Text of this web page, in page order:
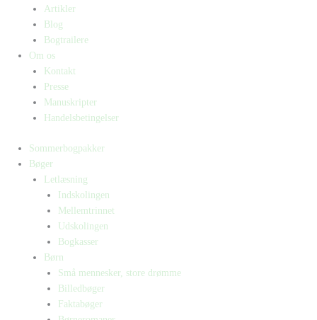
Artikler
Blog
Bogtrailere
Om os
Kontakt
Presse
Manuskripter
Handelsbetingelser
Sommerbogpakker
Bøger
Letlæsning
Indskolingen
Mellemtrinnet
Udskolingen
Bogkasser
Børn
Små mennesker, store drømme
Billedbøger
Faktabøger